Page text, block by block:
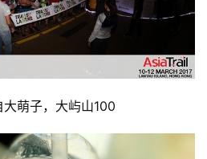
萌子，大屿山100